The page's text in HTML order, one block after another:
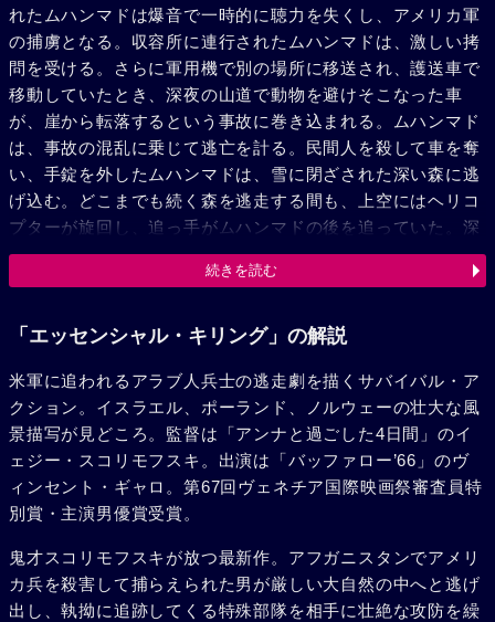
れたムハンマドは爆音で一時的に聴力を失くし、アメリカ軍
の捕虜となる。収容所に連行されたムハンマドは、激しい拷
問を受ける。さらに軍用機で別の場所に移送され、護送車で
移動していたとき、深夜の山道で動物を避けそこなった車
が、崖から転落するという事故に巻き込まれる。ムハンマド
は、事故の混乱に乗じて逃亡を計る。民間人を殺して車を奪
い、手錠を外したムハンマドは、雪に閉ざされた深い森に逃
げ込む。どこまでも続く森を逃走する間も、上空にはヘリコ
プターが旋回し、追っ手がムハンマドの後を追っていた。深
夜、故郷にいる妻と子供の姿を夢に見たムハンマドは、蟻や
木の幹を食べ、製材業者のトラックにただ乗りし、木の実を
がて、森の中の1軒の家に辿りつく。ムハンマドは、入口で
ニュエル・セニエ）は、彼を家に入れ介抱する。翌朝、女は
ムハンマドに馬を与え、無言で見送る。
続きを読む
「エッセンシャル・キリング」の解説
米軍に追われるアラブ人兵士の逃走劇を描くサバイバル・ア
クション。イスラエル、ポーランド、ノルウェーの壮大な風
景描写が見どころ。監督は「アンナと過ごした4日間」のイ
ェジー・スコリモフスキ。出演は「バッファロー’66」のヴ
ィンセント・ギャロ。第67回ヴェネチア国際映画祭審査員特
別賞・主演男優賞受賞。
鬼才スコリモフスキが放つ最新作。アフガニスタンでアメリ
カ兵を殺害して捕らえられた男が厳しい大自然の中へと逃げ
出し、執拗に追跡してくる特殊部隊を相手に壮絶な攻防を繰